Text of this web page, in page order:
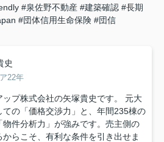
#泉佐野不動産 #建築確認 #長期
#団体信用生命保険 #団信
史
22年
プ株式会社の矢塚貴史です。 元大
の「価格交渉力」と、年間235棟の
件分析力」が強みです。売主側の
らこそ、有利な条件を引き出せま